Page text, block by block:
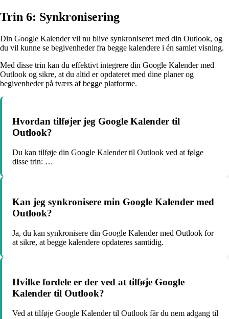
Trin 6: Synkronisering
Din Google Kalender vil nu blive synkroniseret med din Outlook, og
du vil kunne se begivenheder fra begge kalendere i én samlet visning.
Med disse trin kan du effektivt integrere din Google Kalender med
Outlook og sikre, at du altid er opdateret med dine planer og
begivenheder på tværs af begge platforme.
Hvordan tilføjer jeg Google Kalender til
Outlook?
Du kan tilføje din Google Kalender til Outlook ved at følge
disse trin: …
Kan jeg synkronisere min Google Kalender med
Outlook?
Ja, du kan synkronisere din Google Kalender med Outlook for
at sikre, at begge kalendere opdateres samtidig.
Hvilke fordele er der ved at tilføje Google
Kalender til Outlook?
Ved at tilføje Google Kalender til Outlook får du nem adgang til